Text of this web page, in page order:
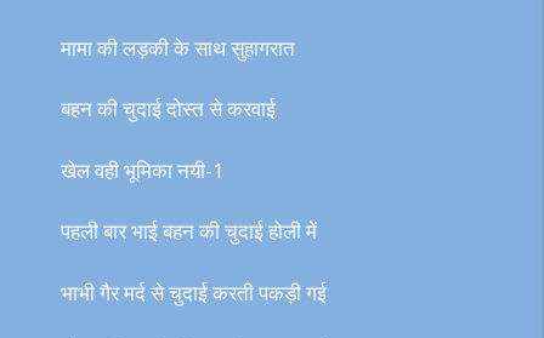
मामा की लड़की के साथ सुहागरात
बहन की चुदाई दोस्त से करवाई
खेल वही भूमिका नयी-1
पहली बार भाई बहन की चुदाई होली में
भाभी गैर मर्द से चुदाई करती पकड़ी गई